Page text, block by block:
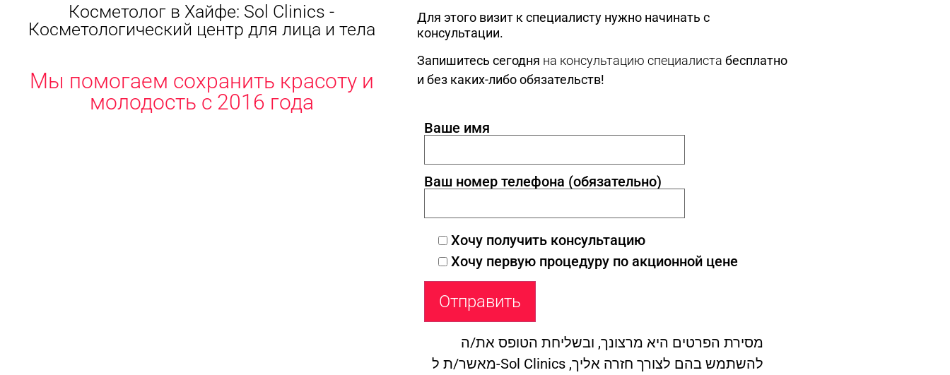
Косметолог в Хайфе: Sol Clinics -
Косметологический центр для лица и тела
Мы помогаем сохранить красоту и
молодость с 2016 года
Для этого визит к специалисту нужно начинать с
консультации.
Запишитесь сегодня на консультацию специалиста бесплатно
и без каких-либо обязательств!
Ваше имя
Ваш номер телефона (обязательно)
Хочу получить консультацию
Хочу первую процедуру по акционной цене
מסירת הפרטים היא מרצונך, ובשליחת הטופס את/ה
מאשר/ת ל-Sol Clinics להשתמש בהם לצורך חזרה אליך,